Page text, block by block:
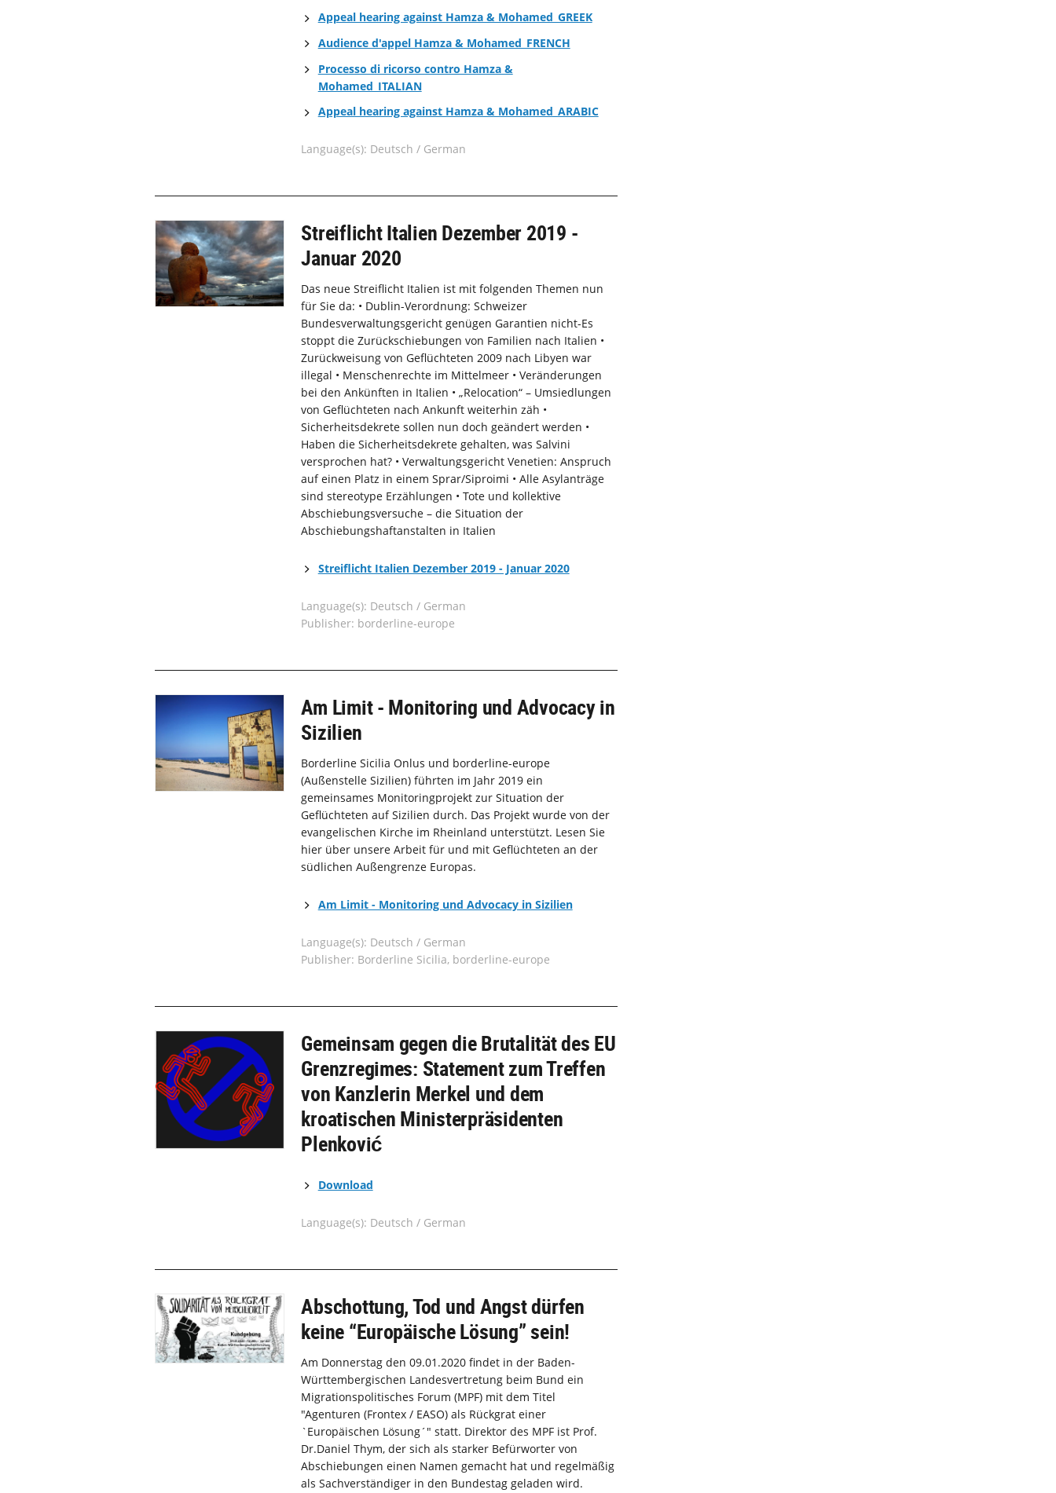
Appeal hearing against Hamza & Mohamed_GREEK
Audience d'appel Hamza & Mohamed_FRENCH
Processo di ricorso contro Hamza &
Mohamed_ITALIAN
Appeal hearing against Hamza & Mohamed_ARABIC
Language(s): Deutsch / German
Streiflicht Italien Dezember 2019 -
Januar 2020
Das neue Streiflicht Italien ist mit folgenden Themen nun
für Sie da: • Dublin-Verordnung: Schweizer
Bundesverwaltungsgericht genügen Garantien nicht-Es
stoppt die Zurückschiebungen von Familien nach Italien •
Zurückweisung von Geflüchteten 2009 nach Libyen war
illegal • Menschenrechte im Mittelmeer • Veränderungen
bei den Ankünften in Italien • „Relocation“ – Umsiedlungen
von Geflüchteten nach Ankunft weiterhin zäh •
Sicherheitsdekrete sollen nun doch geändert werden •
Haben die Sicherheitsdekrete gehalten, was Salvini
versprochen hat? • Verwaltungsgericht Venetien: Anspruch
auf einen Platz in einem Sprar/Siproimi • Alle Asylanträge
sind stereotype Erzählungen • Tote und kollektive
Abschiebungsversuche – die Situation der
Abschiebungshaftanstalten in Italien
Streiflicht Italien Dezember 2019 - Januar 2020
Language(s): Deutsch / German
Publisher: borderline-europe
Am Limit - Monitoring und Advocacy in
Sizilien
Borderline Sicilia Onlus und borderline-europe
(Außenstelle Sizilien) führten im Jahr 2019 ein
gemeinsames Monitoringprojekt zur Situation der
Geflüchteten auf Sizilien durch. Das Projekt wurde von der
evangelischen Kirche im Rheinland unterstützt. Lesen Sie
hier über unsere Arbeit für und mit Geflüchteten an der
südlichen Außengrenze Europas.
Am Limit - Monitoring und Advocacy in Sizilien
Language(s): Deutsch / German
Publisher: Borderline Sicilia, borderline-europe
Gemeinsam gegen die Brutalität des EU
Grenzregimes: Statement zum Treffen
von Kanzlerin Merkel und dem
kroatischen Ministerpräsidenten
Plenković
Download
Language(s): Deutsch / German
Abschottung, Tod und Angst dürfen
keine “Europäische Lösung” sein!
Am Donnerstag den 09.01.2020 findet in der Baden-
Württembergischen Landesvertretung beim Bund ein
Migrationspolitisches Forum (MPF) mit dem Titel
"Agenturen (Frontex / EASO) als Rückgrat einer
`Europäischen Lösung´" statt. Direktor des MPF ist Prof.
Dr.Daniel Thym, der sich als starker Befürworter von
Abschiebungen einen Namen gemacht hat und regelmäßig
als Sachverständiger in den Bundestag geladen wird.